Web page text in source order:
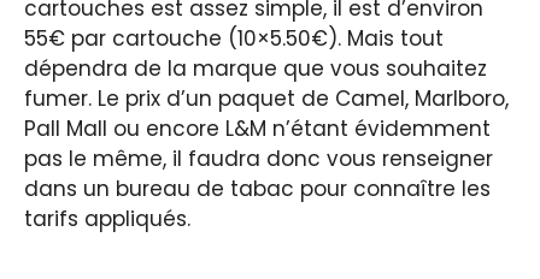
cartouches est assez simple, il est d’environ
55€ par cartouche (10×5.50€). Mais tout
dépendra de la marque que vous souhaitez
fumer. Le prix d’un paquet de Camel, Marlboro,
Pall Mall ou encore L&M n’étant évidemment
pas le même, il faudra donc vous renseigner
dans un bureau de tabac pour connaître les
tarifs appliqués.